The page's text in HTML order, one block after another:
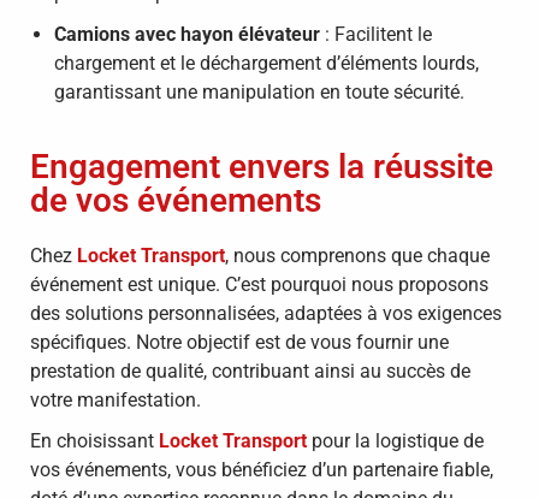
Camions avec hayon élévateur : Facilitent le
chargement et le déchargement d’éléments lourds,
garantissant une manipulation en toute sécurité.
Engagement envers la réussite
de vos événements
Chez Locket Transport, nous comprenons que chaque
événement est unique. C’est pourquoi nous proposons
des solutions personnalisées, adaptées à vos exigences
spécifiques. Notre objectif est de vous fournir une
prestation de qualité, contribuant ainsi au succès de
votre manifestation.
En choisissant Locket Transport pour la logistique de
vos événements, vous bénéficiez d’un partenaire fiable,